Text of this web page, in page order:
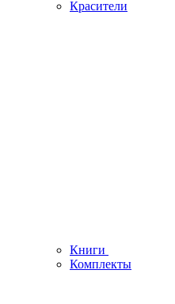
Красители
Книги
Комплекты